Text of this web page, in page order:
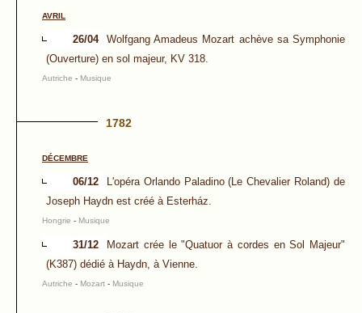
AVRIL
26/04
Wolfgang Amadeus Mozart achève sa Symphonie
(Ouverture) en sol majeur, KV 318.
Autriche - Musique
1782
DÉCEMBRE
06/12
L'opéra Orlando Paladino (Le Chevalier Roland) de
Joseph Haydn est créé à Esterház.
Hongrie - Musique
31/12
Mozart crée le "Quatuor à cordes en Sol Majeur"
(K387) dédié à Haydn, à Vienne.
Autriche - Mozart - Musique